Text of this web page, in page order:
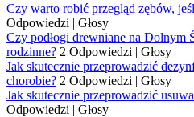
Czy warto robić przegląd zębów,
Odpowiedzi | Głosy
Czy podłogi drewniane na Dolnym
rodzinne? 2 Odpowiedzi | Głosy
Jak skutecznie przeprowadzić
chorobie? 2 Odpowiedzi | Głosy
Jak skutecznie przeprowadzić
Odpowiedzi | Głosy